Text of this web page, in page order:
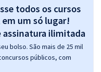
todos os cursos
um só lugar!
bolso. São mais de 25 mil
públicos, com